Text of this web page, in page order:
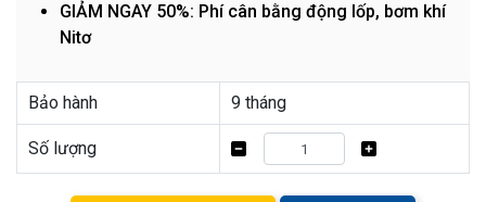
GIẢM NGAY 50%: Phí cân bằng động lốp, bơm khí
Nitơ
Bảo hành 9 tháng
Số lượng